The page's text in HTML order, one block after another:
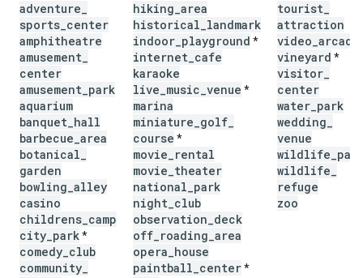
adventure
sports center
amphitheatre
amusement
center
amusement park
aquarium
banquet hall
barbecue area
botanical
garden
bowling alley
casino
childrens camp
city park*
comedy club
community
hiking area
historical landmark
indoor playground *
internet cafe
karaoke
live music venue *
marina
miniature golf
course *
movie rental
movie theater
national park
night club
observation deck
off roading area
opera house
paintball center*
tourist
attraction
video arcade
vineyard *
visitor
center
water park
wedding
venue
wildlife park
wildlife
refuge
zoo